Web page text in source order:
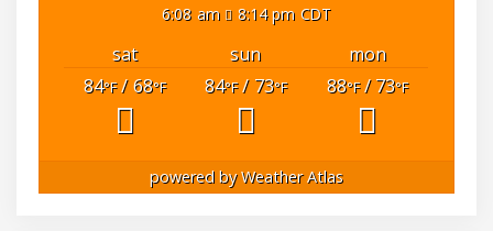
6:08 am 8:14 pm CDT
sat sun
mon
84°F/ 68°F 84°F/ 73°F 88°F/ 73°F
powered byWeather Atlas